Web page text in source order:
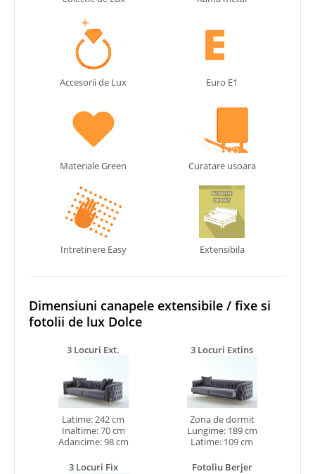
Accesorii de Lux Euro E1
Materiale Green Curatare usoara
Intretinere Easy Extensibila
Dimensiuni canapele extensibile / fixe si
fotolii de lux Dolce
3 Locuri Ext.
Latime: 242 cm
Inaltime: 70 cm
Adancime: 98 cm
3 Locuri Extins
Zona de dormit
Lungime: 189 cm
Latime: 109 cm
3 Locuri Fix
Fotoliu Berjer